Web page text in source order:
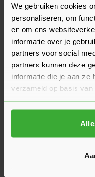
We gebruiken cookies
personaliseren, om
en om ons
informatie over je
partners voor social
partners kunnen deze
informatie die je aan ze
verzameld op basis van
planken gebruikt voor
zoals voor een
in verschillende
hout komt uit Indonesië
bewerkingsgemak en de
Hardhouten
Ben je van plan om
Sleiderink ben je aan het
je namelijk verschillende
voor jouw project. De
Als je een plank van